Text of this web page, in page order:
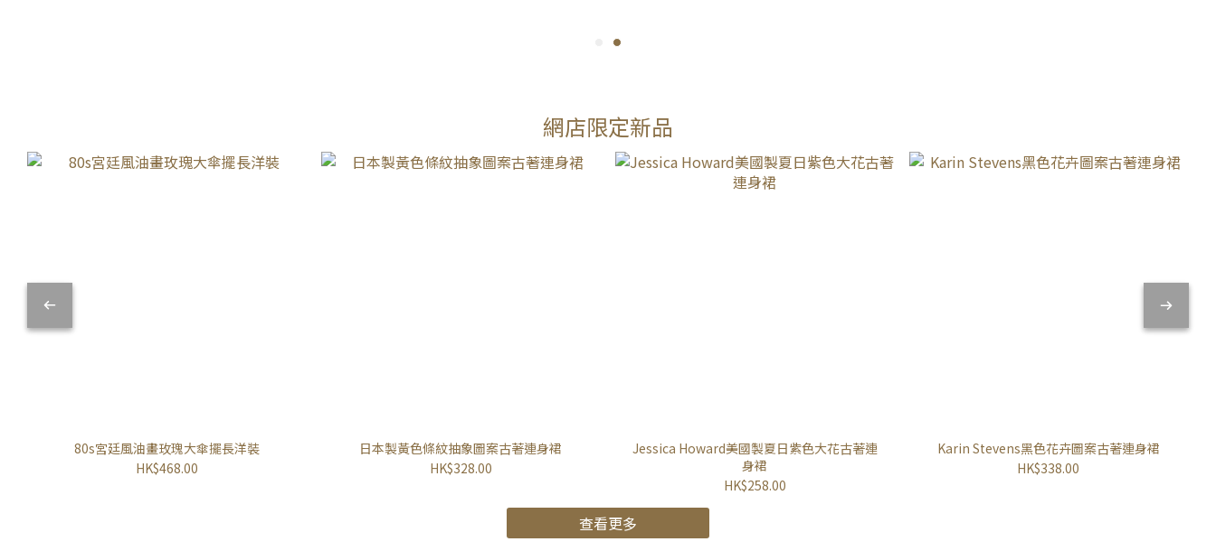
網店限定新品
80s宮廷風油畫玫瑰大傘擺長洋裝
HK$468.00
日本製黃色條紋抽象圖案古著連身裙
HK$328.00
Jessica Howard美國製夏日紫色大花古著連
身裙
HK$258.00
Karin Stevens黑色花卉圖案古著連身裙
HK$338.00
查看更多